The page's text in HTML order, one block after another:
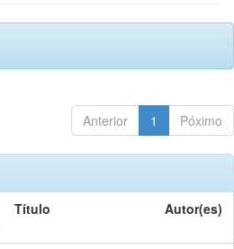
Anterior 1 Póximo
Título Autor(es)